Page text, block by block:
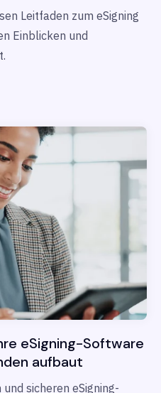
Leitfaden zum eSigning
Einblicken und
eSigning-Software
aufbaut
sicheren eSigning-